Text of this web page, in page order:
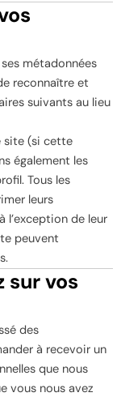
métadonnées
reconnaître et
suivants au lieu
site (si cette
également les
Tous les
leurs
l’exception de leur
peuvent
sur vos
des
à recevoir un
que nous
vous nous avez